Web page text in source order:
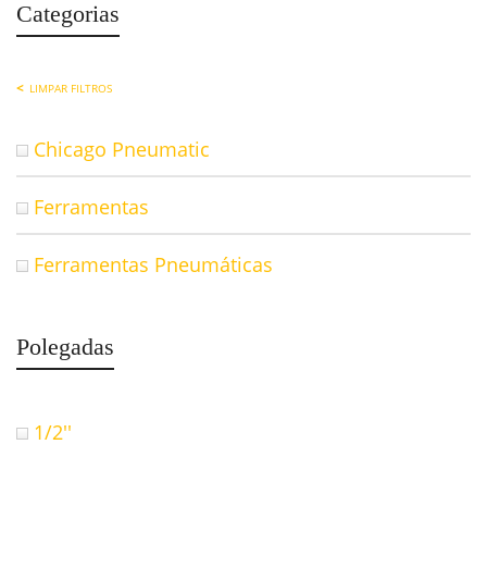
Categorias
LIMPAR FILTROS
Chicago Pneumatic
Ferramentas
Ferramentas Pneumáticas
Polegadas
1/2''